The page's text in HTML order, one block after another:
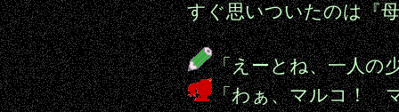
すぐ思いついたのは『
「えーとね、一人の
「わぁ、マルコ！